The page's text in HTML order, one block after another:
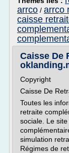
arrco / arrco
caisse
Caisse De
Copyright
Caisse De
Toutes les
retraite
sociale. Le
simulation
Régimes de